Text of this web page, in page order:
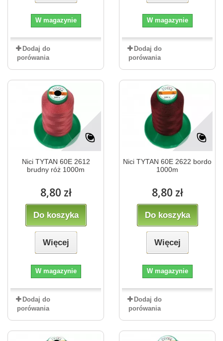
W magazynie
Dodaj do
porówania
W magazynie
Dodaj do
porówania
Nici TYTAN 60E 2612
brudny róż 1000m
8,80 zł
Do koszyka
Więcej
W magazynie
Dodaj do
porówania
Nici TYTAN 60E 2622 bordo
1000m
8,80 zł
Do koszyka
Więcej
W magazynie
Dodaj do
porówania